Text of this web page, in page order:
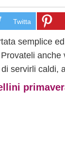
Twitta
semplice
servirli caldi,